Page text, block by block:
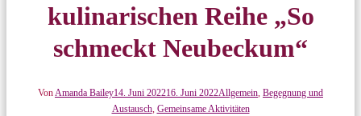
kulinarischen Reihe „So
schmeckt Neubeckum“
VonAmanda Bailey14. Juni 202216. Juni 2022Allgemein, Begegnung und
Austausch, Gemeinsame Aktivitäten